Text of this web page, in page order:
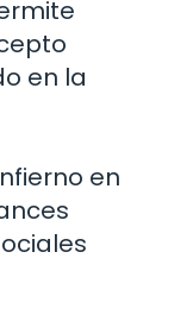
en la
en